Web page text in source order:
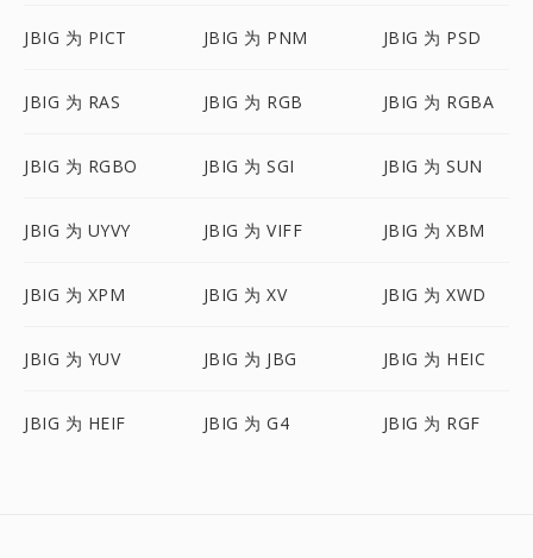
JBIG 为 PICT JBIG 为 PNM JBIG 为 PSD
JBIG 为 RAS JBIG 为 RGB JBIG 为 RGBA
JBIG 为 RGBO JBIG 为 SGI JBIG 为 SUN
JBIG 为 UYVY JBIG 为 VIFF JBIG 为 XBM
JBIG 为 XPM JBIG 为 XV JBIG 为 XWD
JBIG 为 YUV JBIG 为 JBG JBIG 为 HEIC
JBIG 为 HEIF JBIG 为 G4 JBIG 为 RGF